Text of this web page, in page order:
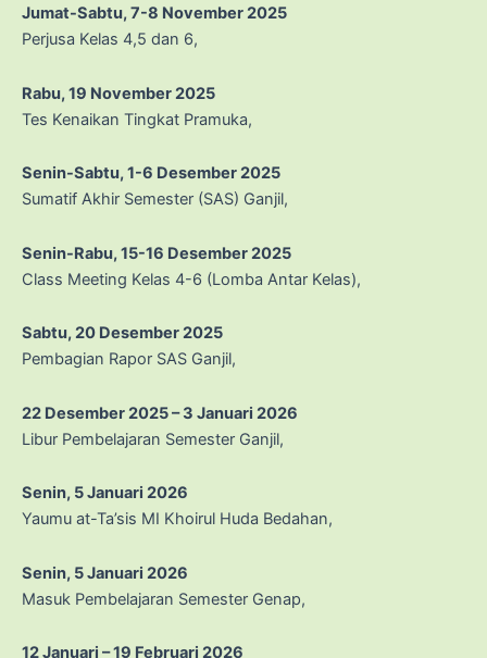
Jumat-Sabtu, 7-8 November 2025
Perjusa Kelas 4,5 dan 6,
Rabu, 19 November 2025
Tes Kenaikan Tingkat Pramuka,
Senin-Sabtu, 1-6 Desember 2025
Sumatif Akhir Semester (SAS) Ganjil,
Senin-Rabu, 15-16 Desember 2025
Class Meeting Kelas 4-6 (Lomba Antar Kelas),
Sabtu, 20 Desember 2025
Pembagian Rapor SAS Ganjil,
22 Desember 2025 – 3 Januari 2026
Libur Pembelajaran Semester Ganjil,
Senin, 5 Januari 2026
Yaumu at-Ta’sis MI Khoirul Huda Bedahan,
Senin, 5 Januari 2026
Masuk Pembelajaran Semester Genap,
12 Januari – 19 Februari 2026